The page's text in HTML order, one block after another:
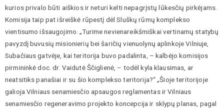
kurios privalo būti aiškios ir neturi kelti nepagrįstų lūkesčių pirkėjams.
Komisija taip pat išreiškė rūpestį dėl Sluškų rūmų komplekso
vientisumo išsaugojimo. „Turime nevienareikšmiškai vertinamų statybų
pavyzdį buvusių misionierių bei šaričių vienuolynų aplinkoje Vilniuje,
Subačiaus gatvėje, kai teritorija buvo padalinta, – kalbėjo komisijos
pirmininkė doc. dr. Vaidutė Ščiglienė, – todėl kyla klausimas, ar
neatsitiks panašiai ir su šio komplekso teritorija?“ „Šioje teritorijoje
galioja Vilniaus senamiesčio apsaugos reglamentas ir Vilniaus
senamiesčio regeneravimo projekto koncepcija ir sklypų planas, pagal